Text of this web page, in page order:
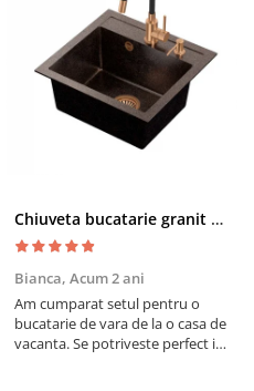
Chiuveta bucatarie granit cu finisaj negru perlat/cupru Steingran Art Copper cu dozator si baterie Quadron
Bianca, Acum 2 ani
Am cumparat setul pentru o
bucatarie de vara de la o casa de
vacanta. Se potriveste perfect in